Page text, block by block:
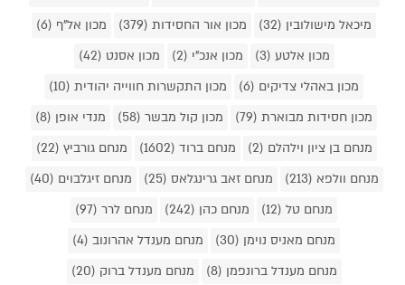
מיכאל מישולובין (32)
מכון אור החסידות (379)
מכון אל"ף (6)
מכון אלטע (3)
מכון אנכ"י (2)
מכון אסנט (42)
מכון באהלי צדיקים (6)
מכון התקשרות חווייה יהודית (10)
מכון חסידות מבוארת (79)
מכון קול מבשר (58)
מנדי אופן (8)
מנחם בן ציון וילהלם (2)
מנחם ברוד (1602)
מנחם גורביץ (22)
מנחם וולפא (213)
מנחם זאב גרינגלאס (25)
מנחם זיגלבוים (40)
מנחם טל (12)
מנחם כהן (242)
מנחם לרר (97)
מנחם מאניס נוימן (30)
מנחם מענדל אהרונוב (4)
מנחם מענדל ברונפמן (8)
מנחם מענדל ברוק (20)